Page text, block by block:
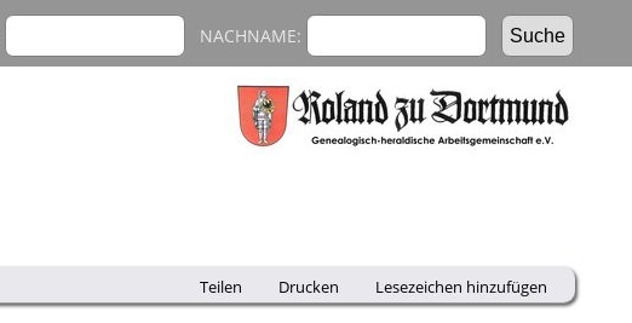
NACHNAME:
Teilen Drucken Lesezeichen hinzufügen